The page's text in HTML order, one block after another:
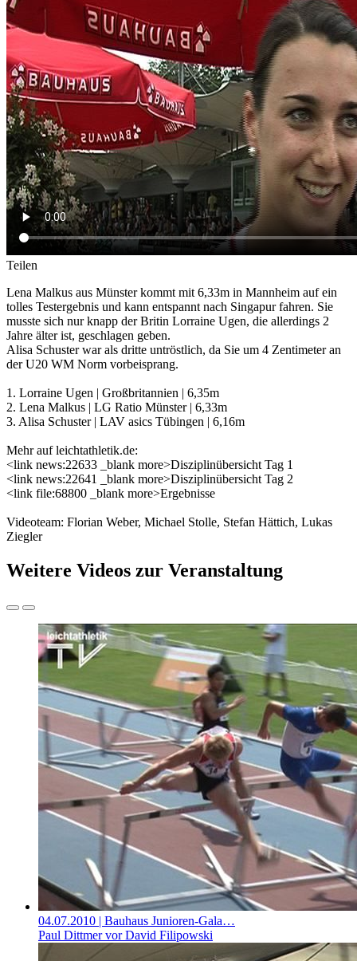
Teilen
Lena Malkus aus Münster kommt mit 6,33m in Mannheim auf ein
tolles Testergebnis und kann entspannt nach Singapur fahren. Sie
musste sich nur knapp der Britin Lorraine Ugen, die allerdings 2
Jahre älter ist, geschlagen geben.
Alisa Schuster war als dritte untröstlich, da Sie um 4 Zentimeter an
der U20 WM Norm vorbeisprang.
1. Lorraine Ugen | Großbritannien | 6,35m
2. Lena Malkus | LG Ratio Münster | 6,33m
3. Alisa Schuster | LAV asics Tübingen | 6,16m
Mehr auf leichtathletik.de:
<link news:22633 _blank more>Disziplinübersicht Tag 1
<link news:22641 _blank more>Disziplinübersicht Tag 2
<link file:68800 _blank more>Ergebnisse
Videoteam: Florian Weber, Michael Stolle, Stefan Hättich, Lukas
Ziegler
Weitere Videos zur Veranstaltung
04.07.2010 | Bauhaus Junioren-Gala…
Paul Dittmer vor David Filipowski